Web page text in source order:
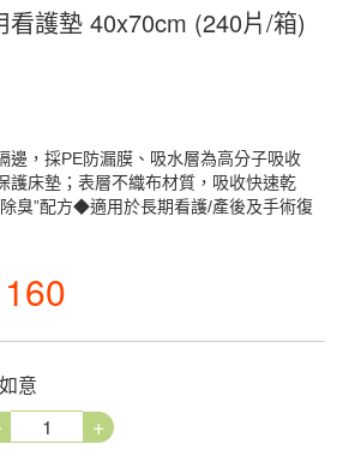
看護墊 40x70cm (240片/箱)
，採PE防漏膜、吸水層為高分子吸收
護床墊；表層不織布材質，吸收快速乾
臭”配方◆適用於長期看護/產後及手術復
意
+